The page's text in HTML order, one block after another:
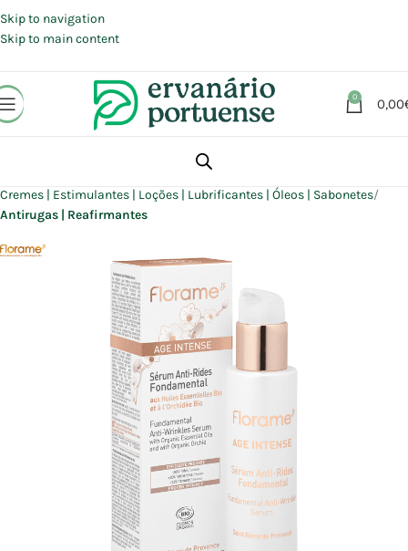
Skip to navigation
Skip to main content
0 0,00
Beleza | Cosmética | Higiene
Cremes | Estimulantes | Loções | Lubrificantes | Óleos | Sabonetes
Antirugas | Reafirmantes